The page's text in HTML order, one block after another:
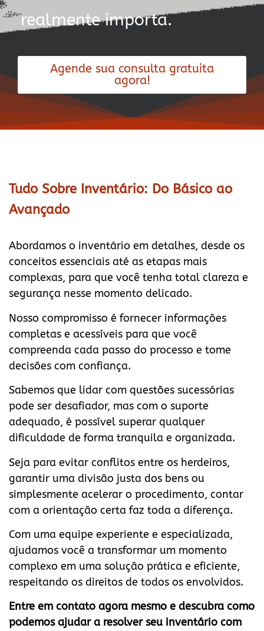
realmente importa.
Agende sua consulta gratuita
agora!
Tudo Sobre Inventário: Do Básico ao
Avançado
Abordamos o inventário em detalhes, desde os
conceitos essenciais até as etapas mais
complexas, para que você tenha total clareza e
segurança nesse momento delicado.
Nosso compromisso é fornecer informações
completas e acessíveis para que você
compreenda cada passo do processo e tome
decisões com confiança.
Sabemos que lidar com questões sucessórias
pode ser desafiador, mas com o suporte
adequado, é possível superar qualquer
dificuldade de forma tranquila e organizada.
Seja para evitar conflitos entre os herdeiros,
garantir uma divisão justa dos bens ou
simplesmente acelerar o procedimento, contar
com a orientação certa faz toda a diferença.
Com uma equipe experiente e especializada,
ajudamos você a transformar um momento
complexo em uma solução prática e eficiente,
respeitando os direitos de todos os envolvidos.
Entre em contato agora mesmo e descubra como
podemos ajudar a resolver seu inventário com